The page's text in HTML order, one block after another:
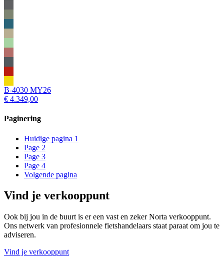
B-4030 MY26
€ 4.349,00
Paginering
Huidige pagina 1
Page 2
Page 3
Page 4
Volgende pagina
Vind je verkooppunt
Ook bij jou in de buurt is er een vast en zeker Norta verkooppunt.
Ons netwerk van profesionnele fietshandelaars staat paraat om jou te
adviseren.
Vind je verkooppunt